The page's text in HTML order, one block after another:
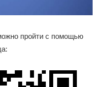
пройти с помощью